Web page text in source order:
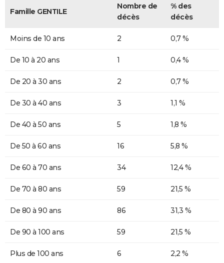
Famille GENTILE
Nombre de
décès
% des
décès
Moins de 10 ans 2 0,7 %
De 10 à 20 ans 1 0,4 %
De 20 à 30 ans 2 0,7 %
De 30 à 40 ans 3 1,1 %
De 40 à 50 ans 5 1,8 %
De 50 à 60 ans 16 5,8 %
De 60 à 70 ans 34 12,4 %
De 70 à 80 ans 59 21,5 %
De 80 à 90 ans 86 31,3 %
De 90 à 100 ans 59 21,5 %
Plus de 100 ans 6 2,2 %